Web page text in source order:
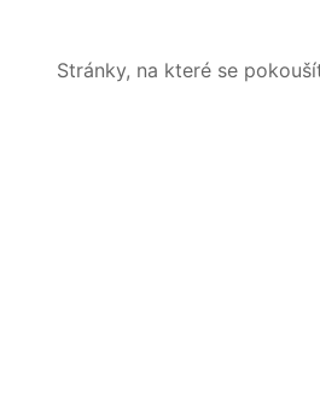
Stránky, na které se